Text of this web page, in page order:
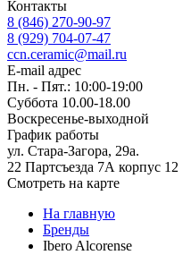
Контакты
8 (846) 270-90-97
8 (929) 704-07-47
ccn.ceramic@mail.ru
E-mail адрес
Пн. - Пят.: 10:00-19:00
Суббота 10.00-18.00
Воскресенье-выходной
График работы
ул. Стара-Загора, 29а.
22 Партсъезда 7А корпус 12
Смотреть на карте
На главную
Бренды
Ibero Alcorense